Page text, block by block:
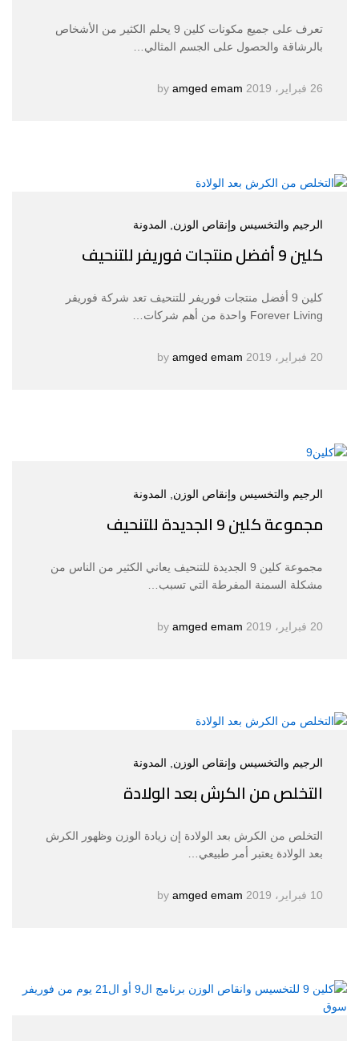
تعرف على جميع مكونات كلين 9 يحلم الكثير من الأشخاص
بالرشاقة والحصول على الجسم المثالي…
26 فبراير، 2019 amged emam
الرجيم والتخسيس وإنقاص الوزن, المدونة
كلين 9 أفضل منتجات فوريفر للتنحيف
كلين 9 أفضل منتجات فوريفر للتنحيف تعد شركة فوريفر
Forever Living واحدة من أهم شركات…
20 فبراير، 2019 amged emam
الرجيم والتخسيس وإنقاص الوزن , المدونة
مجموعة كلين 9 الجديدة للتنحيف
مجموعة كلين 9 الجديدة للتنحيف يعاني الكثير من الناس من
مشكلة السمنة المفرطة التي تسبب…
20 فبراير، 2019 amged emam
الرجيم والتخسيس وإنقاص الوزن , المدونة
التخلص من الكرش بعد الولادة
التخلص من الكرش بعد الولادة إن زيادة الوزن وظهور الكرش
بعد الولادة يعتبر أمر طبيعي…
10 فبراير، 2019 amged emam